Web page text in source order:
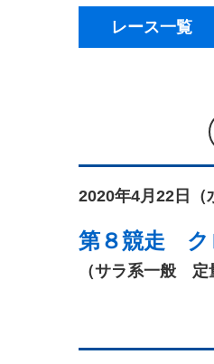
レース一覧
2020年4月22日（
第８競走
（サラ系一般 定